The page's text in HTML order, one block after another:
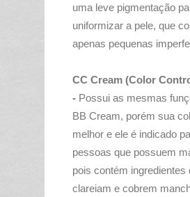
uma leve pigmentação
uniformizar a pele, que
apenas pequenas
CC Cream (Color
- Possui as mesmas
BB Cream, porém sua
melhor e ele é indicado
pessoas que possuem
pois contém ingredientes
clareiam e cobrem